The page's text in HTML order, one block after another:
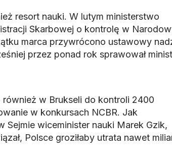
resort nauki. W lutym ministerstwo
Skarbowej o kontrolę w
marca przywrócono ustawowy
przez ponad rok sprawował
w Brukseli do kontroli 2400
w konkursach NCBR. Jak
Sejmie wiceminister nauki Marek Gzik,
Polsce groziłaby utrata nawet